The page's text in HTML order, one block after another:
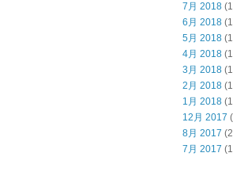
7月 2018
6月 2018
5月 2018
4月 2018
3月 2018
2月 2018
1月 2018
12月 2017
8月 2017
7月 2017